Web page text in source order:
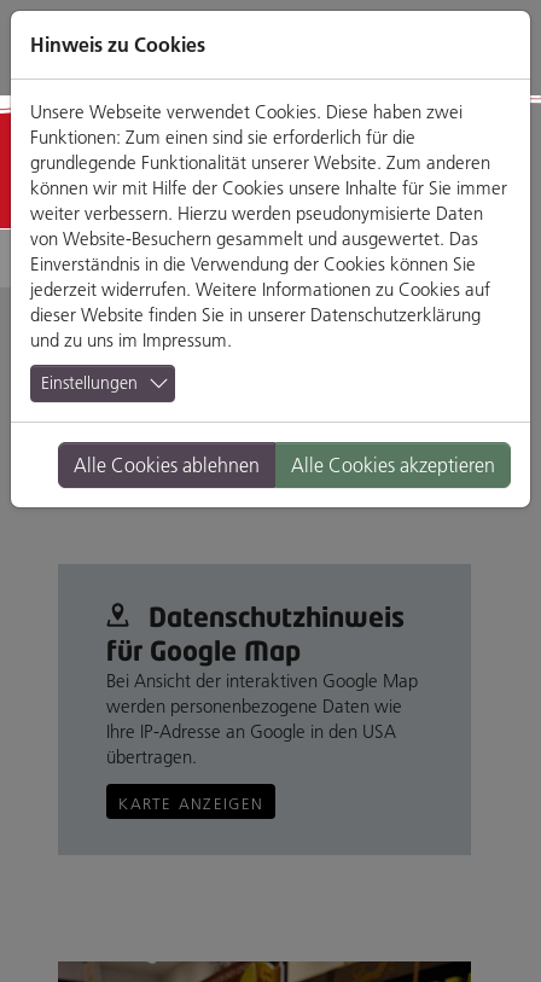
Direkt
zum
Zum
Hauptmenü
Zum
Footermenü
Zur
Website-
Detailansicht
KUNSTKABINETT
Untere Bachgasse 7, 93047 Regensburg
Branche: KunstOrte
Standort: Altstadt
Datenschutz­hinweis
für Google Map
Bei Ansicht der interaktiven Google Map
werden personenbezogene Daten wie
Ihre IP-Adresse an Google in den USA
übertragen.
KARTE ANZEIGEN
Hinweis zu Cookies
Unsere Webseite verwendet Cookies. Diese haben zwei
Funktionen: Zum einen sind sie erforderlich für die
grundlegende Funktionalität unserer Website. Zum anderen
können wir mit Hilfe der Cookies unsere Inhalte für Sie immer
weiter verbessern. Hierzu werden pseudonymisierte Daten
von Website-Besuchern gesammelt und ausgewertet. Das
Einverständnis in die Verwendung der Cookies können Sie
jederzeit widerrufen. Weitere Informationen zu Cookies auf
dieser Website finden Sie in unserer Datenschutzerklärung
und zu uns im Impressum.
Einstellungen
Alle Cookies ablehnen Alle Cookies akzeptieren